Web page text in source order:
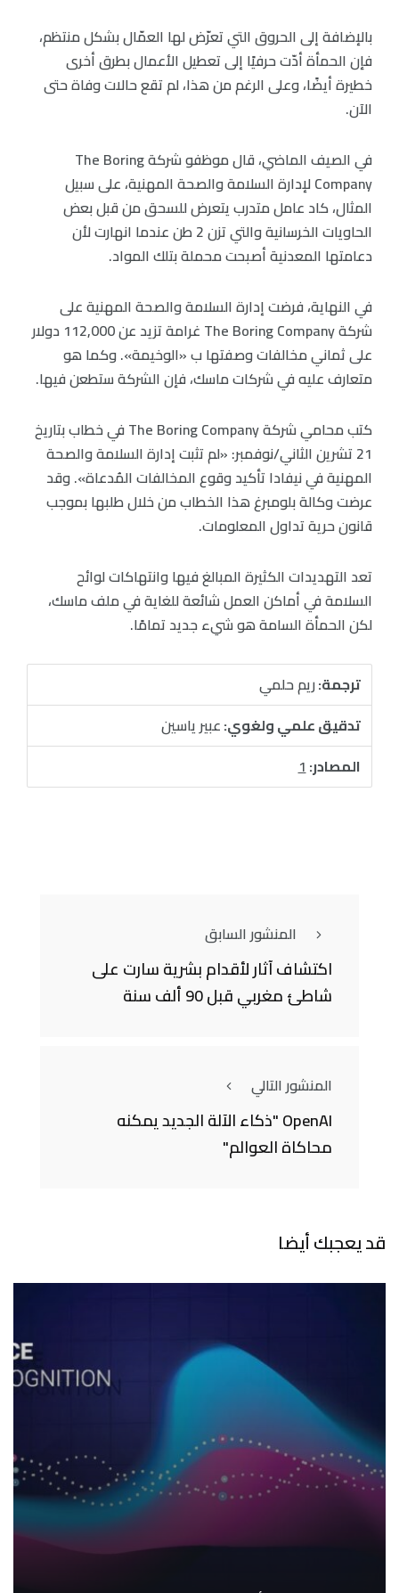
بالإضافة إلى الحروق التي تعرّض لها العمّال بشكل منتظم،
فإن الحمأة أدّت حرفيًا إلى تعطيل الأعمال بطرق أخرى
خطيرة أيضًا، وعلى الرغم من هذا، لم تقع حالات وفاة حتى
الآن.
في الصيف الماضي، قال موظفو شركة The Boring
Company لإدارة السلامة والصحة المهنية، على سبيل
المثال، كاد عامل متدرب يتعرض للسحق من قبل بعض
الحاويات الخرسانية والتي تزن 2 طن عندما انهارت لأن
دعامتها المعدنية أصبحت محملة بتلك المواد.
في النهاية، فرضت إدارة السلامة والصحة المهنية على
شركة The Boring Company غرامة تزيد عن 112,000 دولار
على ثماني مخالفات وصفتها ب «الوخيمة». وكما هو
متعارف عليه في شركات ماسك، فإن الشركة ستطعن فيها.
كتب محامي شركة The Boring Company في خطاب بتاريخ
21 تشرين الثاني/نوفمبر: «لم تثبت إدارة السلامة والصحة
المهنية في نيفادا تأكيد وقوع المخالفات المُدعاة». وقد
عرضت وكالة بلومبرغ هذا الخطاب من خلال طلبها بموجب
قانون حرية تداول المعلومات.
تعد التهديدات الكثيرة المبالغ فيها وانتهاكات لوائح
السلامة في أماكن العمل شائعة للغاية في ملف ماسك،
لكن الحمأة السامة هو شيء جديد تمامًا.
ترجمة:ريم حلمي
تدقيق علمي ولغوي:عبير ياسين
المصادر:1
المنشور السابق
اكتشاف آثار لأقدام بشرية سارت على
شاطئ مغربي قبل 90 ألف سنة
المنشور التالي
OpenAI "ذكاء الآلة الجديد يمكنه
محاكاة العوالم"
قد يعجبك أيضا